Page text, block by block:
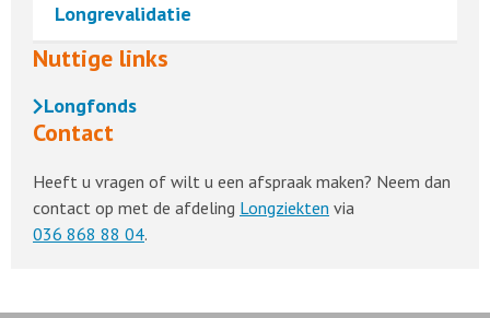
Longrevalidatie
Nuttige links
Longfonds
Contact
Heeft u vragen of wilt u een afspraak maken? Neem dan
contact op met de afdeling Longziekten via
036 868 88 04.